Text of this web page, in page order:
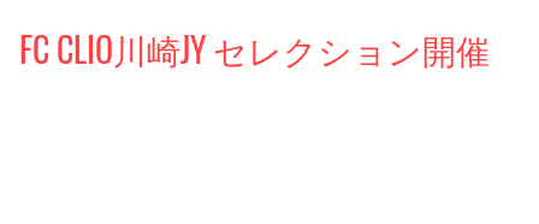
FC CLIO川崎JYセレクション開催